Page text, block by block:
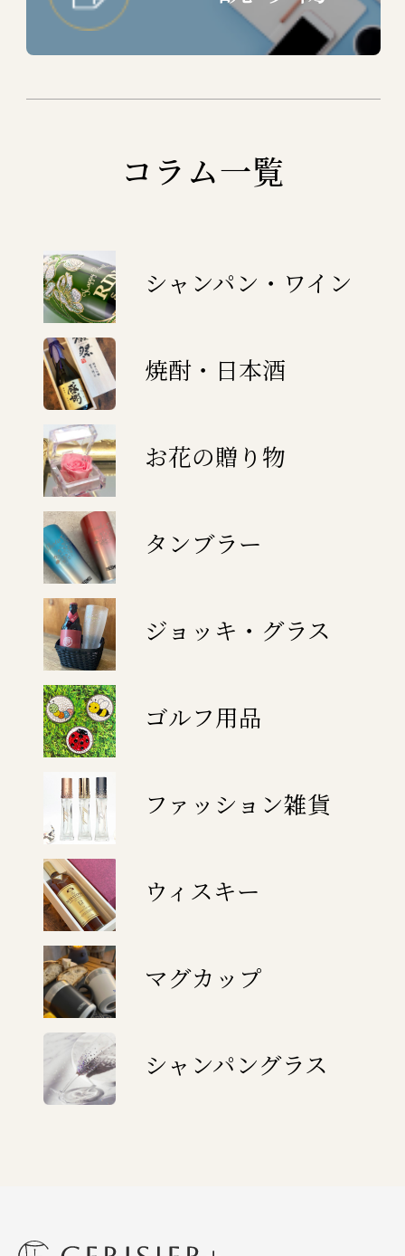
コラム一覧
シャンパン・ワイン
焼酎・日本酒
お花の贈り物
タンブラー
ジョッキ・グラス
ゴルフ用品
ファッション雑貨
ウィスキー
マグカップ
シャンパングラス